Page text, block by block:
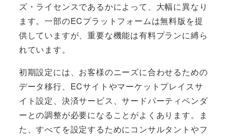
ズ・ライセンスであるかによって、大幅に異なり
ます。一部のECプラットフォームは無料版を提
供していますが、重要な機能は有料プランに縛ら
れています。
初期設定には、お客様のニーズに合わせるための
データ移行、ECサイトやマーケットプレイスサ
イト設定、決済サービス、サードパーティベンダ
ーとの調整が必要になることがよくあります。ま
た、すべてを設定するためにコンサルタントやフ